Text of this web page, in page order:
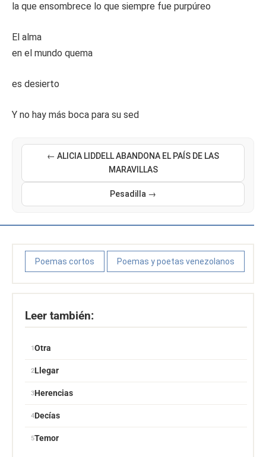
la que ensombrece lo que siempre fue purpúreo
El alma
en el mundo quema
es desierto
Y no hay más boca para su sed
← ALICIA LIDDELL ABANDONA EL PAÍS DE LAS
MARAVILLAS
Pesadilla →
Poemas cortos Poemas y poetas venezolanos
Leer también:
Otra
Llegar
Herencias
Decías
Temor